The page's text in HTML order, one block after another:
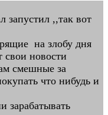
запустил ,,так вот
на злобу дня
свои новости
смешные за
что нибудь и